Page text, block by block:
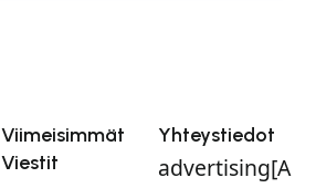
Viimeisimmät
Viestit
Yhteystiedot
advertising[A